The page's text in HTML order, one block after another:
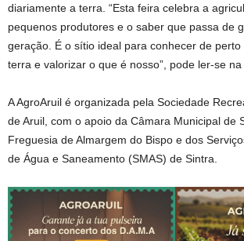
diariamente a terra. “Esta feira celebra a
pequenos produtores e o saber que passa de
geração. É o sítio ideal para conhecer de
terra e valorizar o que é nosso”, pode ler-se na
A AgroAruil é organizada pela Sociedade
de Aruil, com o apoio da Câmara Municipal de
Freguesia de Almargem do Bispo e dos
de Água e Saneamento (SMAS) de Sintra.